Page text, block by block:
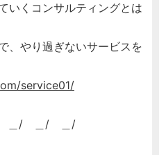
いくコンサルティングとは
、やり過ぎないサービスを
service01/
＿/ ＿/ ＿/